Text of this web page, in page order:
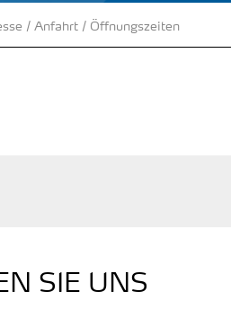
/ Anfahrt / Öffnungszeiten
SIE UNS